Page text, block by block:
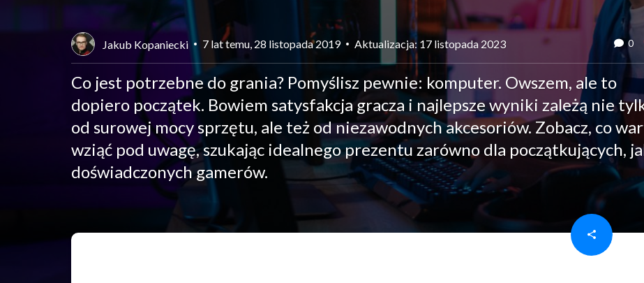
Jakub Kopaniecki 7 lat temu, 28 listopada 2019 Aktualizacja: 17 listopada 2023 0
Co jest potrzebne do grania? Pomyślisz pewnie: komputer. Owszem, ale to
dopiero początek. Bowiem satysfakcja gracza i najlepsze wyniki zależą nie
od surowej mocy sprzętu, ale też od niezawodnych akcesoriów. Zobacz, co
wziąć pod uwagę, szukając idealnego prezentu zarówno dla początkujących,
doświadczonych gamerów.